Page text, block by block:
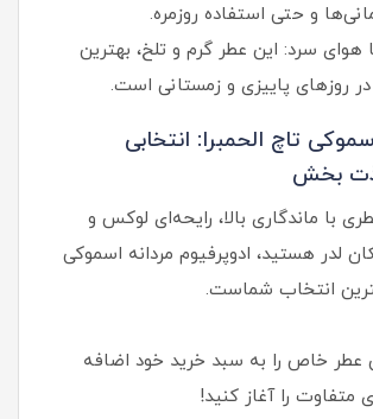
و حتی استفاده روزمره.
هوای سرد: این عطر گرم و تلخ، بهترین
روزهای پاییزی و زمستانی است.
تاچ الحمبرا: انتخابی
بخش
با ماندگاری بالا، رایحه‌ای لوکس و
لدر هستید، ادوپرفیوم مردانه اسموکی
انتخاب شماست.
عطر خاص را به سبد خرید خود اضافه
متفاوت را آغاز کنید!